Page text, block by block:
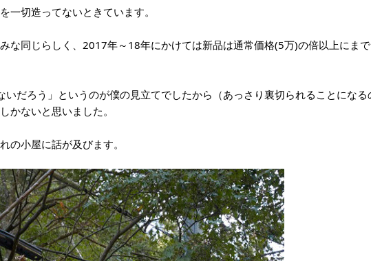
一切造ってないときています。
な同じらしく、2017年～18年にかけては新品は通常価格(5万)の倍以上にまで
いだろう」というのが僕の見立てでしたから（あっさり裏切られることになる
かないと思いました。
の小屋に話が及びます。